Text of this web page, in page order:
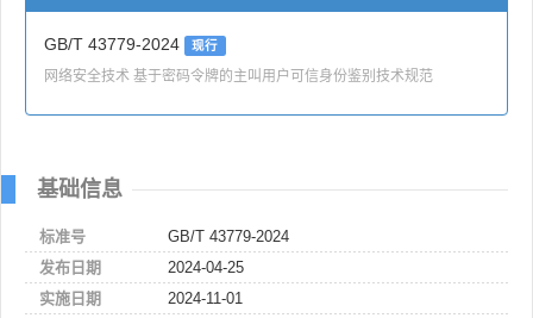
GB/T 43779-2024 现行
网络安全技术 基于密码令牌的主叫用户可信身份鉴别技术规范
基础信息
标准号
GB/T 43779-2024
发布日期
2024-04-25
实施日期
2024-11-01